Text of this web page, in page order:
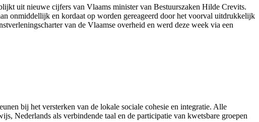
uit nieuwe cijfers van Vlaams minister van Bestuurszaken Hilde Crevits.
onmiddellijk en kordaat op worden gereageerd door het voorval uitdrukkelijk
van de Vlaamse overheid en werd deze week via een
bij het versterken van de lokale sociale cohesie en integratie. Alle
Nederlands als verbindende taal en de participatie van kwetsbare groepen